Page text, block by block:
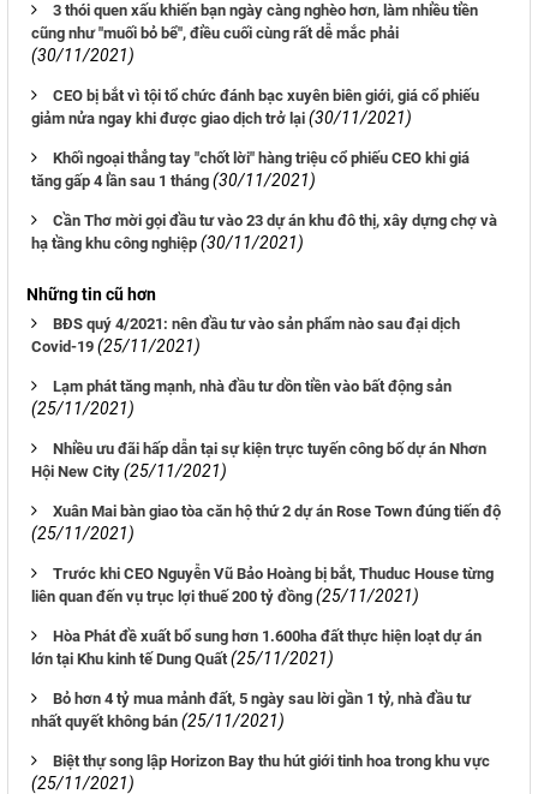
3 thói quen xấu khiến bạn ngày càng nghèo hơn, làm nhiều tiền
cũng như "muối bỏ bể", điều cuối cùng rất dễ mắc phải
(30/11/2021)
CEO bị bắt vì tội tổ chức đánh bạc xuyên biên giới, giá cổ phiếu
giảm nửa ngay khi được giao dịch trở lại (30/11/2021)
Khối ngoại thẳng tay "chốt lời" hàng triệu cổ phiếu CEO khi giá
tăng gấp 4 lần sau 1 tháng (30/11/2021)
Cần Thơ mời gọi đầu tư vào 23 dự án khu đô thị, xây dựng chợ và
hạ tầng khu công nghiệp (30/11/2021)
Những tin cũ hơn
BĐS quý 4/2021: nên đầu tư vào sản phẩm nào sau đại dịch
Covid-19 (25/11/2021)
Lạm phát tăng mạnh, nhà đầu tư dồn tiền vào bất động sản
(25/11/2021)
Nhiều ưu đãi hấp dẫn tại sự kiện trực tuyến công bố dự án Nhơn
Hội New City (25/11/2021)
Xuân Mai bàn giao tòa căn hộ thứ 2 dự án Rose Town đúng tiến độ
(25/11/2021)
Trước khi CEO Nguyễn Vũ Bảo Hoàng bị bắt, Thuduc House từng
liên quan đến vụ trục lợi thuế 200 tỷ đồng (25/11/2021)
Hòa Phát đề xuất bổ sung hơn 1.600ha đất thực hiện loạt dự án
lớn tại Khu kinh tế Dung Quất (25/11/2021)
Bỏ hơn 4 tỷ mua mảnh đất, 5 ngày sau lời gần 1 tỷ, nhà đầu tư
nhất quyết không bán (25/11/2021)
Biệt thự song lập Horizon Bay thu hút giới tinh hoa trong khu vực
(25/11/2021)